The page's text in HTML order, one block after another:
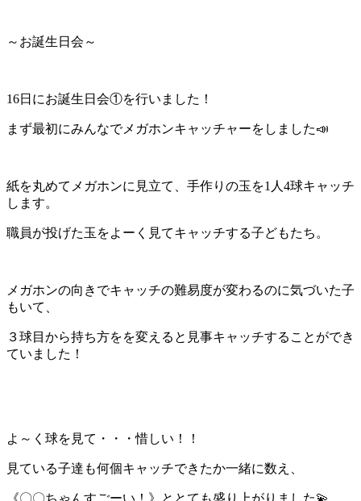
～お誕生日会～
16日にお誕生日会①を行いました！
まず最初にみんなでメガホンキャッチャーをしました📣
紙を丸めてメガホンに見立て、手作りの玉を1人4球キャッチ
しま す。
職員が投げた玉をよーく見てキャッチする子どもたち。
メガホンの向きでキャッチの難易度が変わるのに気づいた子
もいて
３球目から持ち方をを変えると見事キャッチすることができ
てい ました！
よ～く球を見て・・・惜しい！！
見ている子達も何個キャッチできたか一緒に数え、
《〇〇ちゃんすごーい！》ととても盛り上がりました💫